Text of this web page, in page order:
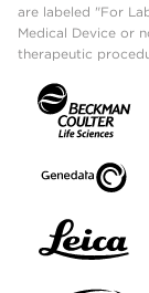
are labeled "For
Medical Device or
therapeutic